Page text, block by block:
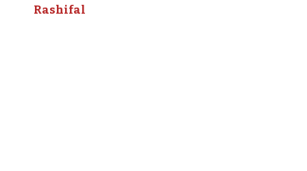
Rashifal